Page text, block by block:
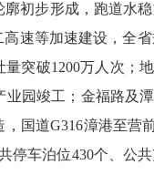
廓初步形成，跑道水
高速等加速建设 ，全
量突破1 200万人次 ；
业园竣工 ； 金福路及
国道G316漳港至营
停车泊位430个、公